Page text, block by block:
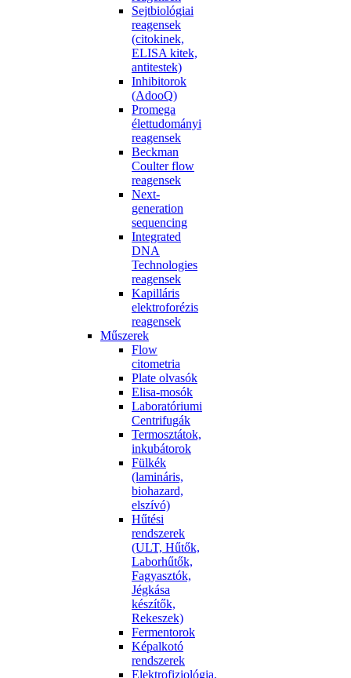
Sejtbiológiai
reagensek
(citokinek,
ELISA kitek,
antitestek)
Inhibitorok
(AdooQ)
Promega
élettudományi
reagensek
Beckman
Coulter flow
reagensek
Next-
generation
sequencing
Integrated
DNA
Technologies
reagensek
Kapilláris
elektroforézis
reagensek
Műszerek
Flow
citometria
Plate olvasók
Elisa-mosók
Laboratóriumi
Centrifugák
Termosztátok,
inkubátorok
Fülkék
(lamináris,
biohazard,
elszívó)
Hűtési
rendszerek
(ULT, Hűtők,
Laborhűtők,
Fagyasztók,
Jégkása
készítők,
Rekeszek)
Fermentorok
Képalkotó
rendszerek
Elektrofiziológia,